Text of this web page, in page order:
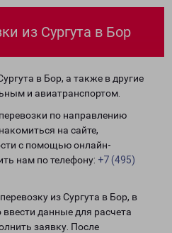
из Сургута в Бор
в Бор, а также в другие
и авиатранспортом.
по направлению
на сайте,
с помощью онлайн-
нам по телефону: +7 (495)
из Сургута в Бор, в
данные для расчета
заявку. После